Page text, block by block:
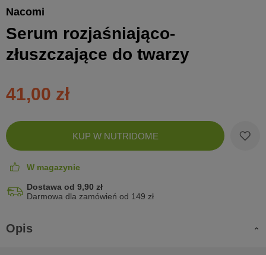
Nacomi
Serum rozjaśniająco-
złuszczające do twarzy
41,00 zł
Zobacz
koszyk
KUP W NUTRIDOME
W magazynie
Dostawa od 9,90 zł
Darmowa dla zamówień od 149 zł
Opis